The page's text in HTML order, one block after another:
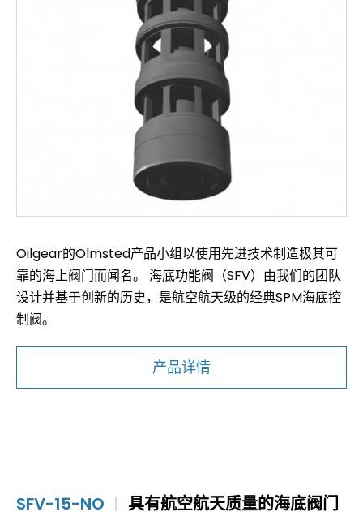
Oilgear的Olmsted产品小组以使用先进技术制造极其可
靠的海上阀门而闻名。 海底功能阀（SFV）由我们的团队
设计并基于创新的历史，是航空航天级的经典SPM海底控
制阀。
产品详情
SFV-15-NO | 具有航空航天质量的海底阀门